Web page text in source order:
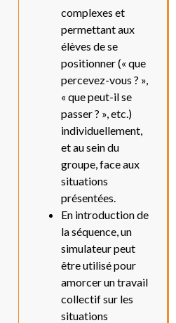
complexes et
permettant aux
élèves de se
positionner (« que
percevez-vous ? »,
« que peut-il se
passer ? », etc.)
individuellement,
et au sein du
groupe, face aux
situations
présentées.
En introduction de
la séquence, un
simulateur peut
être utilisé pour
amorcer un travail
collectif sur les
situations